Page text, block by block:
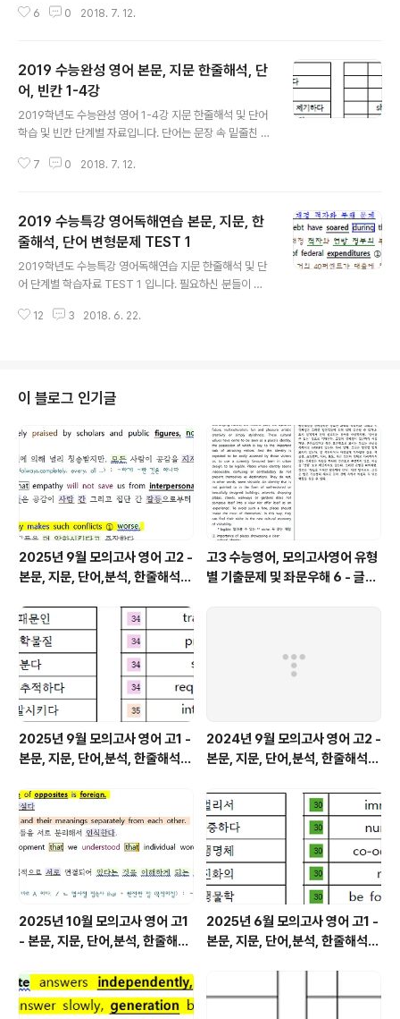
속 올릴 수 있습니다
전부, 혹은 일부 학습하시면 도움이 되실 겁니다. 모두 직접
활용 사례 등 올려 주시면 더욱 좋은 자료로 보답하겠습니
다 도움이 되셨다면 댓글이나 공감 부탁드립니다 공감과
댓글은 작성자의 에너지입니다.
6 0 2018. 7. 12.
2019 수능완성 영어 본문, 지문 한줄해석, 단
어, 빈칸 1-4강
2019학년도 수능완성 영어 1-4강 지문 한줄해석 및 단어
학습 및 빈칸 단계별 자료입니다. 단어는 문장 속 밑줄친 단
부, 혹은 일부 학습하시면 도움이 되실 겁니다. 모두 직접
활용 사례 등 올려 주시면 더욱 좋은 자료로 보답하겠습니
다. 도움이 되셨다면 댓글이나 공감 부탁드립니다. 필요하
신 분들이 계셔야 계속 올릴 수 있습니다
7 0 2018. 7. 12.
2019 수능특강 영어독해연습 본문, 지문, 한
줄해석, 단어 변형문제 TEST 1
2019학년도 수능특강 영어독해연습 지문 한줄해석 및 단
어 단계별 학습자료 TEST 1 입니다. 필요하신 분들이 계
은 일부 학습하시면 도움이 되실 겁니다. 모두 직접 제작한
댓글이나 공감 부탁드립니다. 필요하신 분들이 계셔야 계
속 올릴 수 있습니다
12 3 2018. 6. 22.
이 블로그 인기글
2025년 9월 모의고사 영어 고2 -
본문, 지문, 단어,분석, 한줄해석,
고3 수능영어, 모의고사영어 유형
별 기출문제 및 좌문우해 6 - 글의
2025년 9월 모의고사 영어 고1 -
본문, 지문, 단어,분석, 한줄해석,
2024년 9월 모의고사 영어 고2 -
본문, 지문, 단어,분석, 한줄해석,
2025년 10월 모의고사 영어 고1
- 본문, 지문, 단어,분석, 한줄해석,
2025년 6월 모의고사 영어 고1 -
본문, 지문, 단어,분석, 한줄해석,